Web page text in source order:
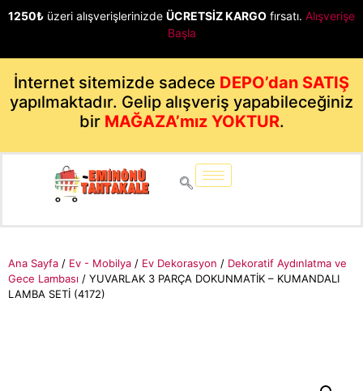
1250₺ üzeri alışverişlerinizde ÜCRETSİZ KARGO fırsatı. Alışverişe
Başla
İnternet sitemizde sadece DEPO’dan SATIŞ
yapılmaktadır. Gelip alışveriş yapabileceğiniz
bir MAĞAZA’mız YOKTUR.
Ana Sayfa / Ev - Mobilya / Ev Dekorasyon / Dekoratif Aydınlatma ve
Gece Lambası / YUVARLAK 3 PARÇA DOKUNMATİK – KUMANDALI
LAMBA SETİ (4172)